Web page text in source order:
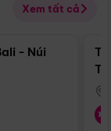
Xem tất cả
Điểm nổi bật
- Núi